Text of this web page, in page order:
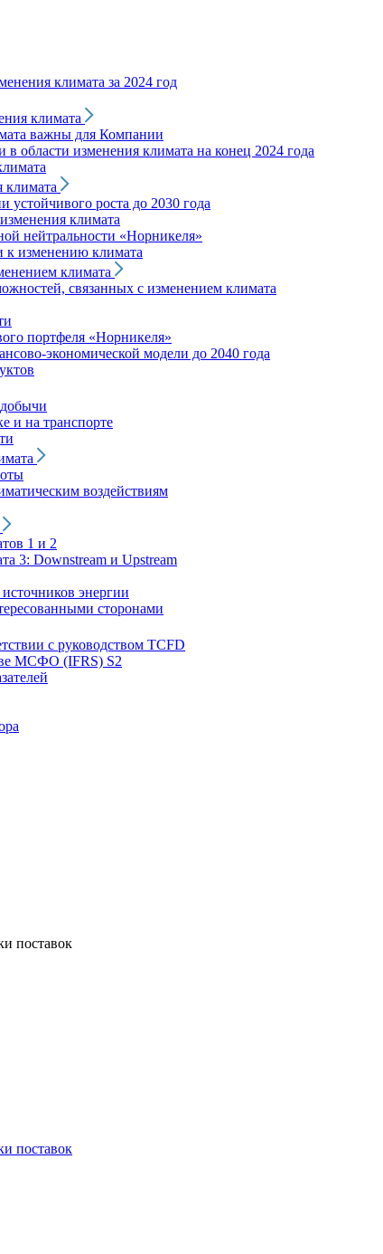
климата за 2024 год
климата
важны для Компании
области изменения климата на конец 2024 года
климата
устойчивого роста до 2030 года
климата
нейтральности «Норникеля»
к изменению климата
климата
связанных с изменением климата
портфеля «Норникеля»
экономической модели до 2040 года
и на транспорте
воздействиям
1 и 2
3: Downstream и Upstream
энергии
сторонами
с руководством TCFD
МСФО (IFRS) S2
поставок
поставок